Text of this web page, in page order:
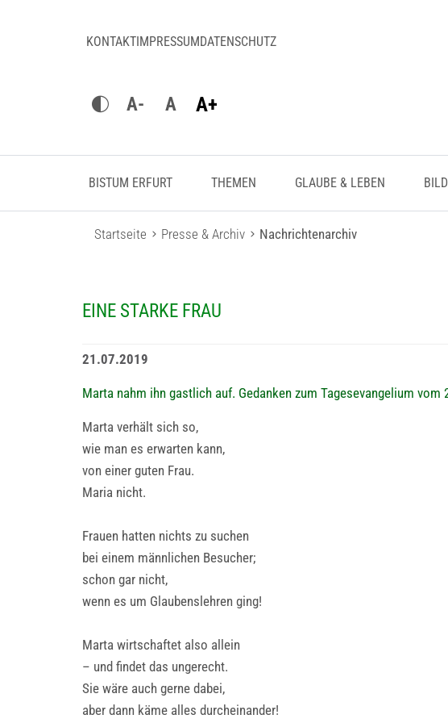
KONTAKTIMPRESSUMDATENSCHUTZ
A- A A+
BISTUM ERFURT THEMEN GLAUBE & LEBEN
Startseite Presse & Archiv Nachrichtenarchiv
EINE STARKE FRAU
21.07.2019
Marta nahm ihn gastlich auf. Gedanken zum Tagesevangelium vom
Marta verhält sich so,
wie man es erwarten kann,
von einer guten Frau.
Maria nicht.
Frauen hatten nichts zu suchen
bei einem männlichen Besucher;
schon gar nicht,
wenn es um Glaubenslehren ging!
Marta wirtschaftet also allein
– und findet das ungerecht.
Sie wäre auch gerne dabei,
aber dann käme alles durcheinander!